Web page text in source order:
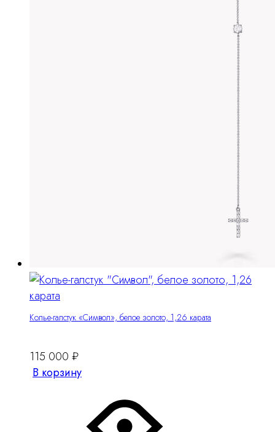
Колье-галстук «Символ», белое золото, 1,26 карата
115 000 ₽
В корзину